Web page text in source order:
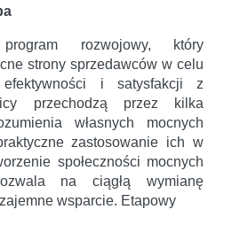
program rozwojowy, który
strony sprzedawców w celu
efektywności i satysfakcji z
przechodzą przez kilka
własnych mocnych
zastosowanie ich w
społeczności mocnych
na ciągłą wymianę
wsparcie. Etapowy